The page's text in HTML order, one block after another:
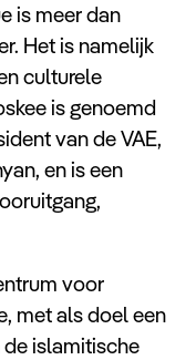
is meer dan
Het is namelijk
culturele
is genoemd
van de VAE,
en is een
voor
met als doel een
islamitische